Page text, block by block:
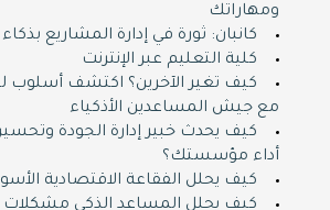
ومهاراتك
كانبان: ثورة في إدارة المشاريع
كلية التعليم عبر الإنترنت
كيف تغير الآخرين؟ اكتشف أسلوب
مع جيش المساعدين الأذكياء
كيف يحدث خبير إدارة الجودة
أداء مؤسستك؟
كيف يحلل الفقاعة الاقتصادية
كيف يحلل المساعد الذكي مشكلات